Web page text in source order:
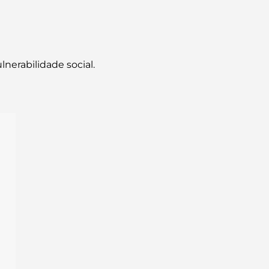
social.